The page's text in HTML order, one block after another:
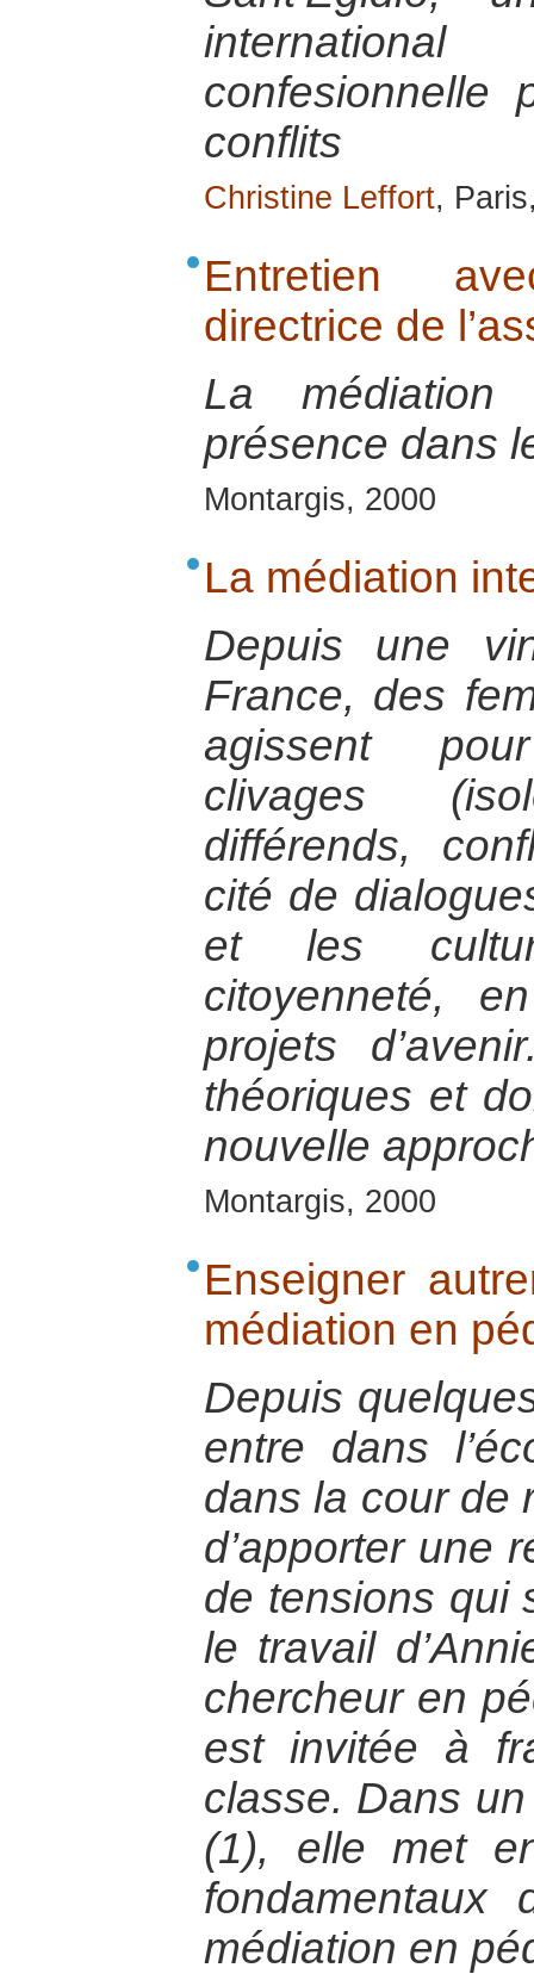
confesionnelle
conflits
Christine Leffort,
Entretien
directrice de
La médiation
présence dans
Montargis, 2000
La médiation
Depuis une
France, des
agissent
clivages
différends,
cité de
et les
citoyenneté,
projets
théoriques et
nouvelle
Montargis, 2000
Enseigner
médiation en
Depuis
entre dans
dans la cour de
d’apporter une
de tensions qui
le travail
chercheur en
est invitée à
classe. Dans
(1), elle met
fondamentaux
médiation en